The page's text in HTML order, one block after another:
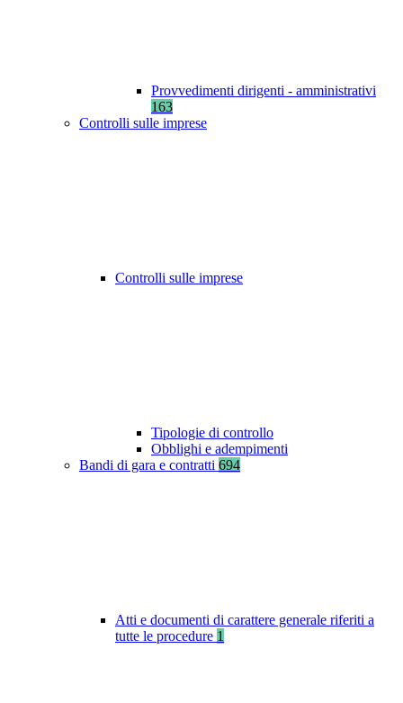
Provvedimenti dirigenti - amministrativi
163
Controlli sulle imprese
Controlli sulle imprese
Tipologie di controllo
Obblighi e adempimenti
Bandi di gara e contratti 694
Atti e documenti di carattere generale riferiti a
tutte le procedure 1